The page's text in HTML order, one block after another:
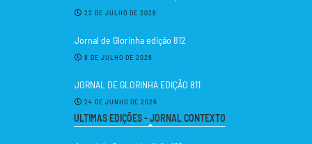
22 DE JULHO DE 2026
Jornal de Glorinha edição 812
8 DE JULHO DE 2026
JORNAL DE GLORINHA EDIÇÃO 811
24 DE JUNHO DE 2026
ULTIMAS EDIÇÕES - JORNAL CONTEXTO